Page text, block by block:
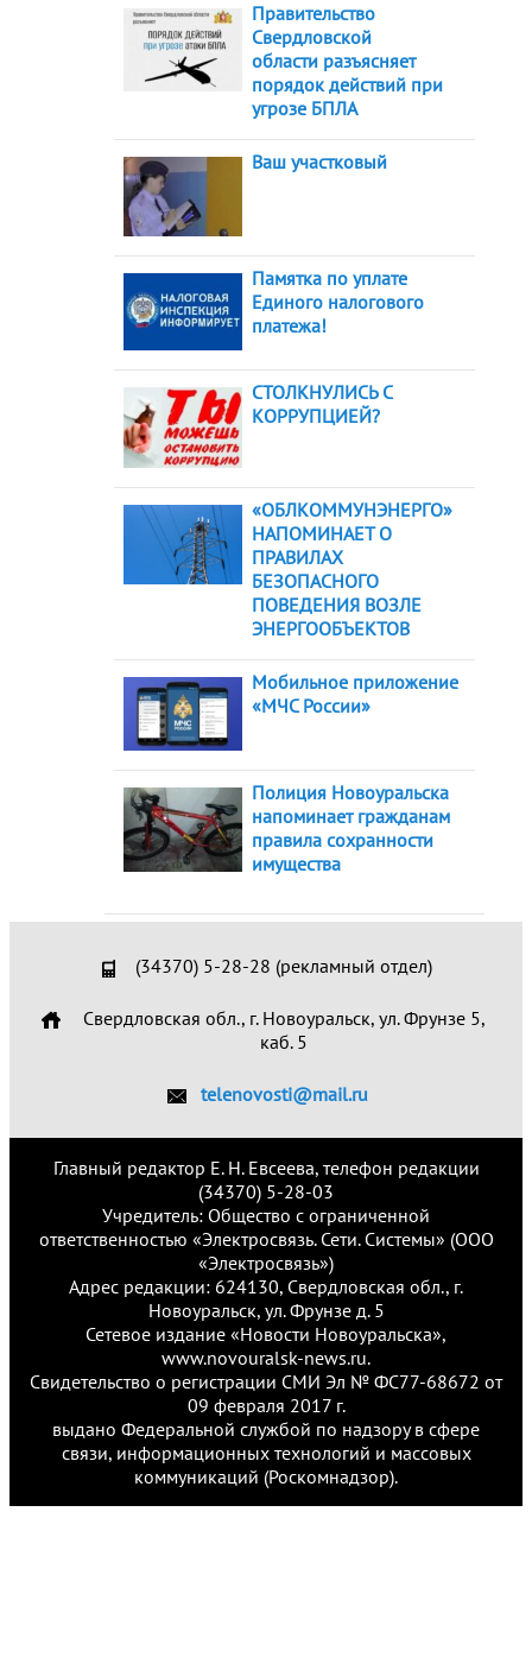
Правительство
Свердловской
области разъясняет
порядок действий при
угрозе БПЛА
Ваш участковый
Памятка по уплате
Единого налогового
платежа!
СТОЛКНУЛИСЬ С
КОРРУПЦИЕЙ?
«ОБЛКОММУНЭНЕРГО»
НАПОМИНАЕТ О
ПРАВИЛАХ
БЕЗОПАСНОГО
ПОВЕДЕНИЯ ВОЗЛЕ
ЭНЕРГООБЪЕКТОВ
Мобильное приложение
«МЧС России»
Полиция Новоуральска
напоминает гражданам
правила сохранности
имущества
(34370) 5-28-28 (рекламный отдел)
Свердловская обл., г. Новоуральск, ул. Фрунзе 5,
каб. 5
telenovosti@mail.ru
Главный редактор Е. Н. Евсеева, телефон редакции
(34370) 5-28-03
Учредитель: Общество с ограниченной
ответственностью «Электросвязь. Сети. Системы» (ООО
«Электросвязь»)
Адрес редакции: 624130, Свердловская обл., г.
Новоуральск, ул. Фрунзе д. 5
Сетевое издание «Новости Новоуральска»,
www.novouralsk-news.ru.
Свидетельство о регистрации СМИ Эл № ФС77-68672 от
09 февраля 2017 г.
выдано Федеральной службой по надзору в сфере
связи, информационных технологий и массовых
коммуникаций (Роскомнадзор).